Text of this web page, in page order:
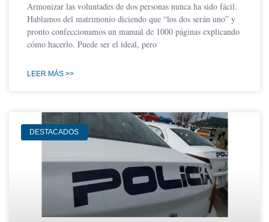
Armonizar las voluntades de dos personas nunca ha sido fácil.
Hablamos del matrimonio diciendo que “los dos serán uno” y
pronto confeccionamos un manual de 1000 páginas explicando
cómo hacerlo. Puede ser el ideal, pero
LEER MÁS >>
DESTACADOS